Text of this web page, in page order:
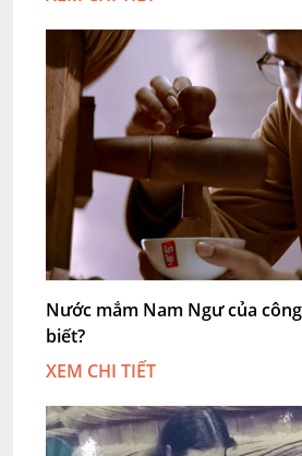
Nước mắm Nam Ngư của
biết?
XEM CHI TIẾT